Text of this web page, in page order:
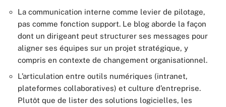
La communication interne comme levier de pilotage,
pas comme fonction support. Le blog aborde la façon
dont un dirigeant peut structurer ses messages pour
aligner ses équipes sur un projet stratégique, y
compris en contexte de changement organisationnel.
L’articulation entre outils numériques (intranet,
plateformes collaboratives) et culture d’entreprise.
Plutôt que de lister des solutions logicielles, les